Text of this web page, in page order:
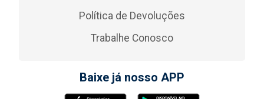
Política de Devoluções
Trabalhe Conosco
Baixe já nosso APP